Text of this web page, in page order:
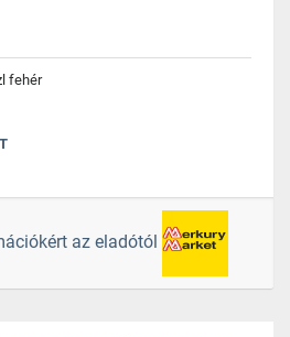
fehér
az eladótól